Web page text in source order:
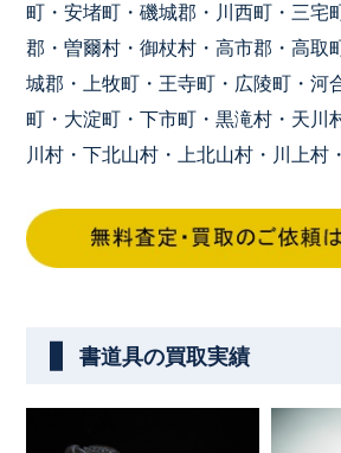
町・安堵町・磯城郡・川西町・三宅
郡・曽爾村・御杖村・高市郡・高取
城郡・上牧町・王寺町・広陵町・河
町・大淀町・下市町・黒滝村・天川
川村・下北山村・上北山村・川上村
書道具の買取実績